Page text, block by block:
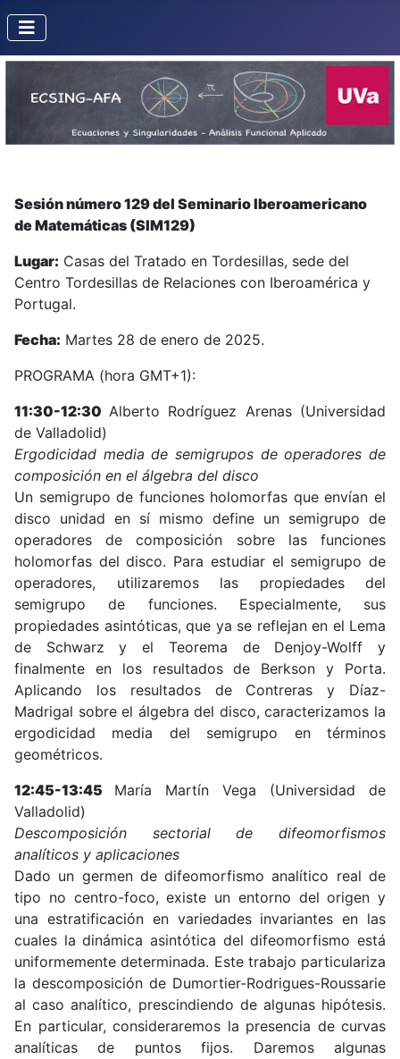
Sesión número 129 del Seminario Iberoamericano
de Matemáticas (SIM129)
Lugar: Casas del Tratado en Tordesillas, sede del
Centro Tordesillas de Relaciones con Iberoamérica y
Portugal.
Fecha: Martes 28 de enero de 2025.
PROGRAMA (hora GMT+1):
11:30-12:30 Alberto Rodríguez Arenas (Universidad
de Valladolid)
Ergodicidad media de semigrupos de operadores de
composición en el álgebra del disco
Un semigrupo de funciones holomorfas que envían el
disco unidad en sí mismo define un semigrupo de
operadores de composición sobre las funciones
holomorfas del disco. Para estudiar el semigrupo de
operadores, utilizaremos las propiedades del
semigrupo de funciones. Especialmente, sus
propiedades asintóticas, que ya se reflejan en el Lema
de Schwarz y el Teorema de Denjoy-Wolff y
finalmente en los resultados de Berkson y Porta.
Aplicando los resultados de Contreras y Díaz-
Madrigal sobre el álgebra del disco, caracterizamos la
ergodicidad media del semigrupo en términos
geométricos.
12:45-13:45 María Martín Vega (Universidad de
Valladolid)
Descomposición sectorial de difeomorfismos
analíticos y aplicaciones
Dado un germen de difeomorfismo analítico real de
tipo no centro-foco, existe un entorno del origen y
una estratificación en variedades invariantes en las
cuales la dinámica asintótica del difeomorfismo está
uniformemente determinada. Este trabajo particulariza
la descomposición de Dumortier-Rodrigues-Roussarie
al caso analítico, prescindiendo de algunas hipótesis.
En particular, consideraremos la presencia de curvas
analíticas de puntos fijos. Daremos algunas